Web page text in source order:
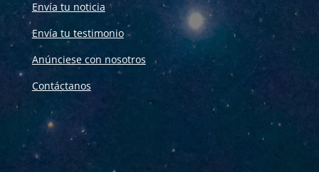
Envía tu noticia
Envía tu testimonio
Anúnciese con nosotros
Contáctanos